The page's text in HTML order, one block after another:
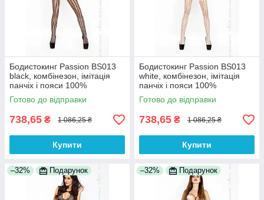
Бодистокинг Passion BS013
black, комбінезон, імітація
панчіх і пояси 100%
Анонімності
Готово до відправки
738,65 ₴ 1 086,25 ₴
Купити
Бодистокинг Passion BS013
white, комбінезон, імітація
панчіх і пояси 100%
Анонімності
Готово до відправки
738,65 ₴ 1 086,25 ₴
Купити
–32% Подарунок –32% Подарунок